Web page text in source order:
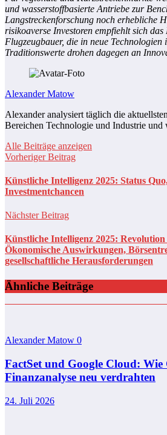
und wasserstoffbasierte Antriebe zur
Langstreckenforschung noch erhebliche
risikoaverse Investoren empfiehlt sich
Flugzeugbauer, die in neue Technologien
Traditionswerte drohen dagegen an
Alexander Matow
Alexander analysiert täglich die
Bereichen Technologie und Industrie und
Alle Beiträge anzeigen
Vorheriger Beitrag
Künstliche Intelligenz 2025: Status
Investmentchancen
Nächster Beitrag
Künstliche Intelligenz 2025:
Ökonomische Auswirkungen,
gesellschaftliche Herausforderungen
Ähnliche Beiträge
Alexander Matow 0
FactSet und Google Cloud: Wie
Finanzanalyse neu verdrahten
24. Juli 2026